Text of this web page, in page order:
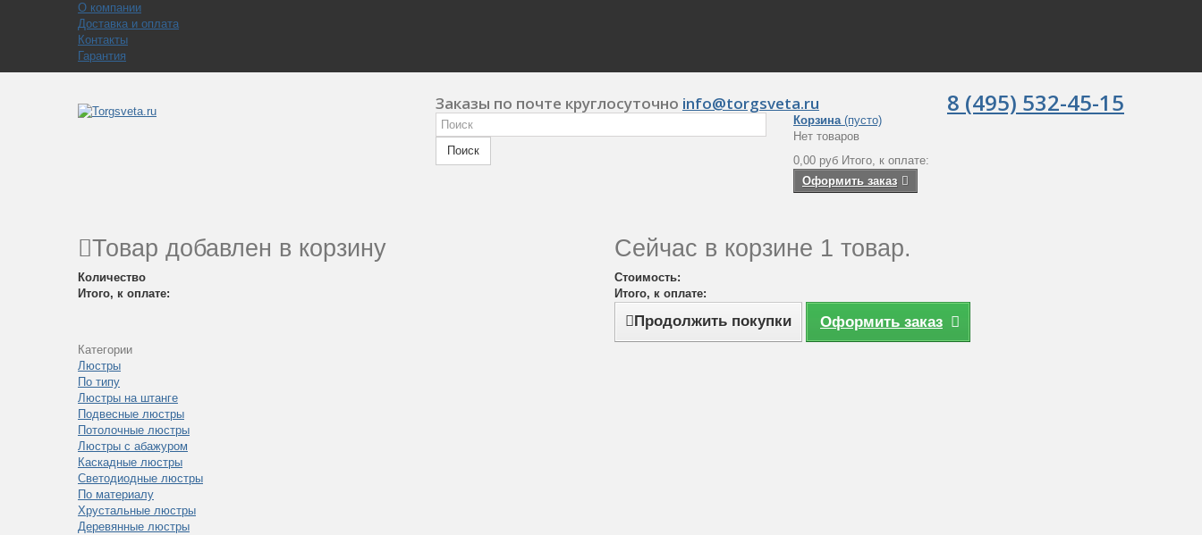
О компании
Доставка и оплата
Контакты
Гарантия
Заказы по почте круглосуточно info@torgsveta.ru 8 (495) 532-45-15
Поиск
Корзина (пусто)
Нет товаров
0,00 руб Итого, к оплате:
Оформить заказ
Товар добавлен в корзину
Количество
Итого, к оплате:
Сейчас в корзине 1 товар.
Стоимость:
Итого, к оплате:
Продолжить покупки Оформить заказ
Категории
Люстры
По типу
Люстры на штанге
Подвесные люстры
Потолочные люстры
Люстры с абажуром
Каскадные люстры
Светодиодные люстры
По материалу
Хрустальные люстры
Деревянные люстры